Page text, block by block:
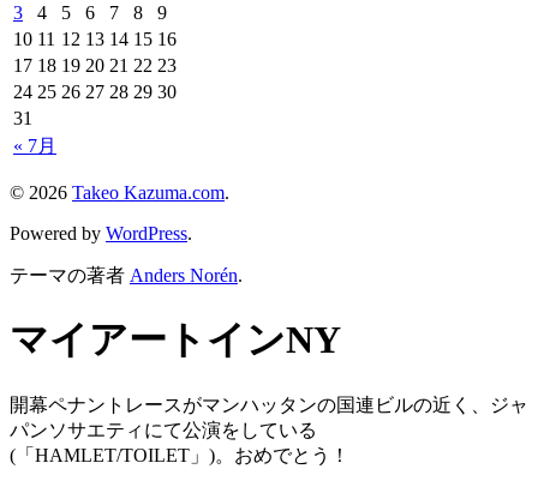
« 7月
3
4 5 6 7 8
9
10 11 12 13 14 15 16
17 18 19 20 21 22 23
24 25 26 27 28 29 30
31
© 2026 Takeo Kazuma.com.
Powered by WordPress.
テーマの著者 Anders Norén.
マイアートインNY
開幕ペナントレースがマンハッタンの国連ビルの近く、ジャ
パンソサエティにて公演をしている
(「HAMLET/TOILET」)。おめでとう！